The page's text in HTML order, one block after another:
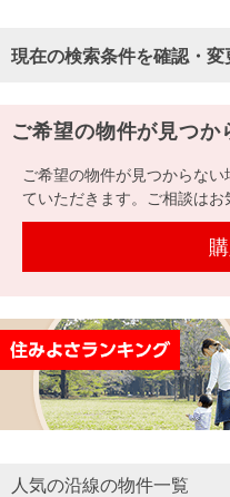
現在の検索条件を確認・変
ご希望の物件が見つか
ご希望の物件が見つからな
ていただきます。ご相談はお
人気の沿線の物件一覧